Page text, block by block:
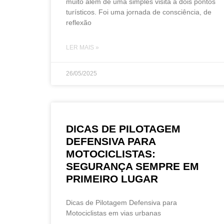
turísticos. Foi uma jornada de consciência, de
reflexão
LER MAIS »
26/05/2025
DICAS DE PILOTAGEM
DEFENSIVA PARA
MOTOCICLISTAS:
SEGURANÇA SEMPRE EM
PRIMEIRO LUGAR
Dicas de Pilotagem Defensiva para
Motociclistas em vias urbanas